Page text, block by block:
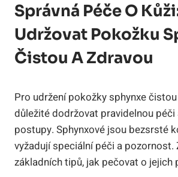
Správná Péče O
Udržovat Pokožku
Čistou A Zdravou
Pro udržení pokožky sphynxe
důležité dodržovat pravidelnou péči
postupy. Sphynxové jsou bezsrsté
vyžadují speciální péči a pozornost.
základních tipů, jak pečovat o jejich